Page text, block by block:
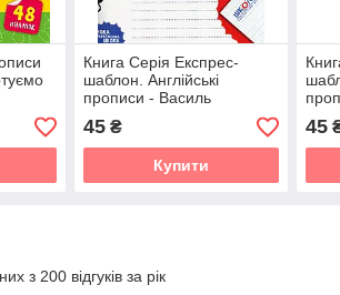
разом
Книга Серія Експрес-
шаблон. Англійські
прописи - Василь
Федієнко
45₴
Купити
-
45
з 200 відгуків за рік